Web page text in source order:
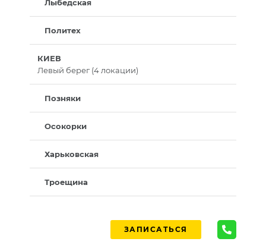
Лыбедская
Политех
КИЕВ
Левый берег (4 локации)
Позняки
Осокорки
Харьковская
Троещина
ЗАПИСАТЬСЯ